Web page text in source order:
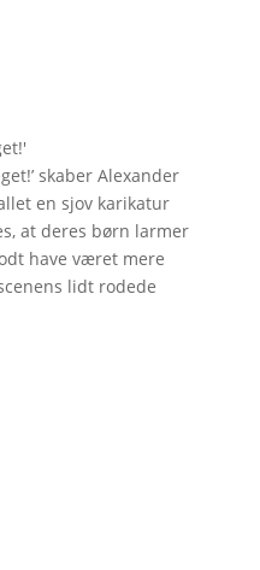
'
skaber Alexander
en sjov karikatur
at deres børn larmer
have været mere
lidt rodede